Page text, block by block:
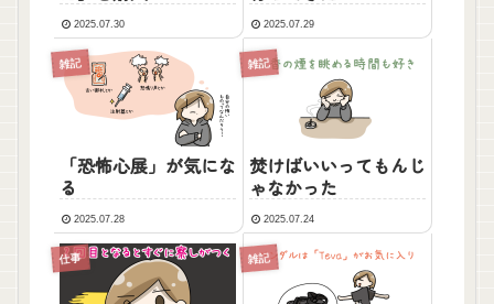
2025.07.30 2025.07.29
雑記
「恐怖心展」が気にな
る
2025.07.28
雑記
焚けばいいってもんじ
ゃなかった
2025.07.24
仕事 雑記